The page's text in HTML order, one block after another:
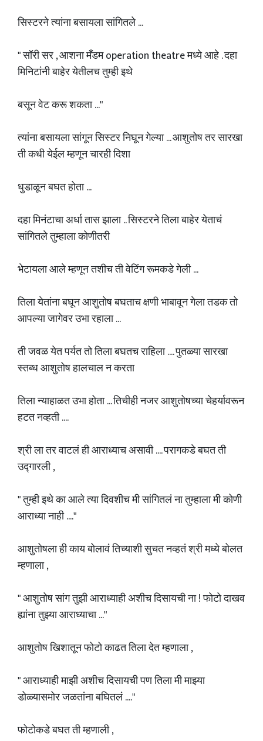
सिस्टरने त्यांना बसायला सांगितले ...
" सॉरी सर , आशना मँडम operation theatre मध्ये आहे . दहा
मिनिटांनी बाहेर येतीलच तुम्ही इथे
बसून वेट करू शकता ..."
त्यांना बसायला सांगून सिस्टर निघून गेल्या ... आशुतोष तर सारखा
ती कधी येईल म्हणून चारही दिशा
धुडाळून बघत होता ...
दहा मिनंटाचा अर्धा तास झाला .. सिस्टरने तिला बाहेर येताचं
सांगितले तुम्हाला कोणीतरी
भेटायला आले म्हणून तशीच ती वेटिंग रूमकडे गेली ...
तिला येतांना बघून आशुतोष बघताच क्षणी भाबावून गेला तडक तो
आपल्या जागेवर उभा रहाला ...
ती जवळ येत पर्यत तो तिला बघतच राहिला .... पुतळ्या सारखा
स्तब्ध आशुतोष हालचाल न करता
तिला न्याहाळत उभा होता ... तिचीही नजर आशुतोषच्या चेहर्यावरून
हटत नव्हती ....
श्री ला तर वाटलं ही आराध्याच असावी .... परागकडे बघत ती
उद्गारली ,
" तुम्ही इथे का आले त्या दिवशीच मी सांगितलं ना तुम्हाला मी कोणी
आराध्या नाही ...."
आशुतोषला ही काय बोलावं तिच्याशी सुचत नव्हतं श्री मध्ये बोलत
म्हणाला ,
" आशुतोष सांग तुझी आराध्याही अशीच दिसायची ना ! फोटो दाखव
ह्यांना तुझ्या आराध्याचा ..."
आशुतोष खिशातून फोटो काढत तिला देत म्हणाला ,
" आराध्याही माझी अशीच दिसायची पण तिला मी माझ्या
डोळ्यासमोर जळतांना बघितलं ...."
फोटोकडे बघत ती म्हणाली ,